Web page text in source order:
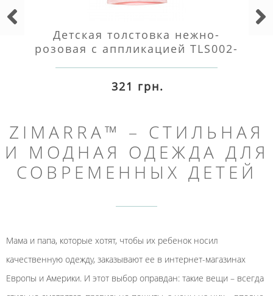
Детская толстовка нежно-
розовая с аппликацией TLS002-
321 грн.
ZIMARRA™ – СТИЛЬНАЯ
И МОДНАЯ ОДЕЖДА ДЛЯ
СОВРЕМЕННЫХ ДЕТЕЙ
Мама и папа, которые хотят, чтобы их ребенок носил
качественную одежду, заказывают ее в интернет-магазинах
Европы и Америки. И этот выбор оправдан: такие вещи – всегда